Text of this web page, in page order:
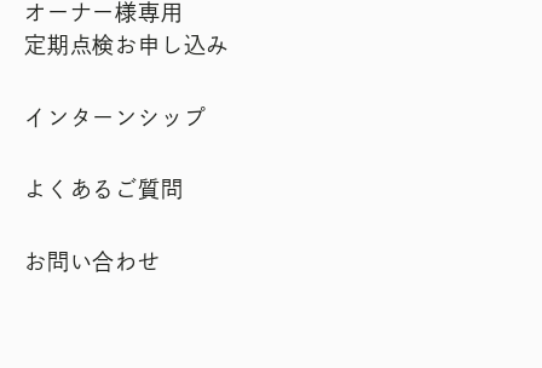
オーナー様専用
定期点検お申し込み
インターンシップ
よくあるご質問
お問い合わせ